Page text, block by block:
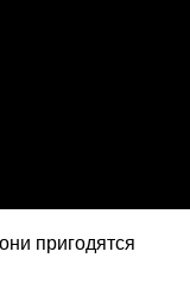
пригодятся